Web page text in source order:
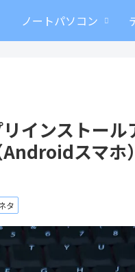
ノートパソコン
インストー
スマホ）
タ